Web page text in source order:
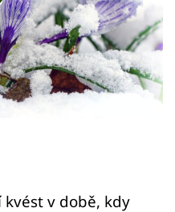
v době, kdy